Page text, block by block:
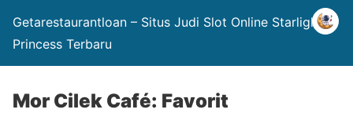
Getarestaurantloan – Situs Judi Slot Online Starlight
Princess Terbaru
Mor Cilek Café: Favorit